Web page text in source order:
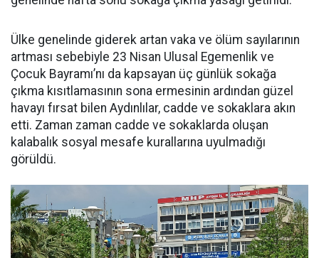
Ülke genelinde giderek artan vaka ve ölüm sayılarının
artması sebebiyle 23 Nisan Ulusal Egemenlik ve
Çocuk Bayramı’nı da kapsayan üç günlük sokağa
çıkma kısıtlamasının sona ermesinin ardından güzel
havayı fırsat bilen Aydınlılar, cadde ve sokaklara akın
etti. Zaman zaman cadde ve sokaklarda oluşan
kalabalık sosyal mesafe kurallarına uyulmadığı
görüldü.